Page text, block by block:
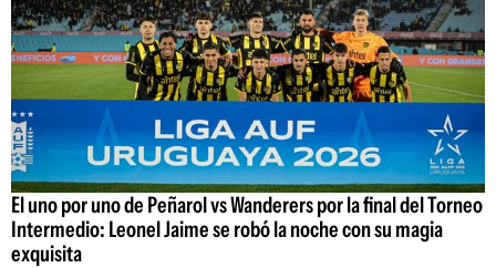
El uno por uno de Peñarol vs Wanderers por la final del Torneo
Intermedio: Leonel Jaime se robó la noche con su magia
exquisita